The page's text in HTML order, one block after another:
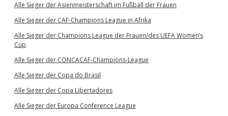
Alle Sieger der Asienmeisterschaft im Fußball der Frauen
Alle Sieger der CAF-Champions League in Afrika
Alle Sieger der Champions League der Frauen/des UEFA Women’s
Cup
Alle Sieger der CONCACAF-Champions-League
Alle Sieger der Copa do Brasil
Alle Sieger der Copa Libertadores
Alle Sieger der Europa Conference League